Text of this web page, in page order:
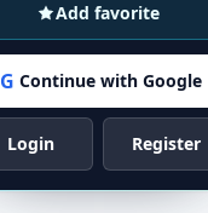
Add favorite
G Continue with Google
Login Register